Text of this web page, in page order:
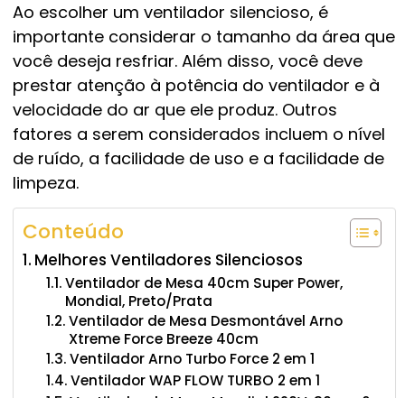
Ao escolher um ventilador silencioso, é
importante considerar o tamanho da área que
você deseja resfriar. Além disso, você deve
prestar atenção à potência do ventilador e à
velocidade do ar que ele produz. Outros
fatores a serem considerados incluem o nível
de ruído, a facilidade de uso e a facilidade de
limpeza.
Conteúdo
Melhores Ventiladores Silenciosos
Ventilador de Mesa 40cm Super Power,
Mondial, Preto/Prata
Ventilador de Mesa Desmontável Arno
Xtreme Force Breeze 40cm
Ventilador Arno Turbo Force 2 em 1
Ventilador WAP FLOW TURBO 2 em 1